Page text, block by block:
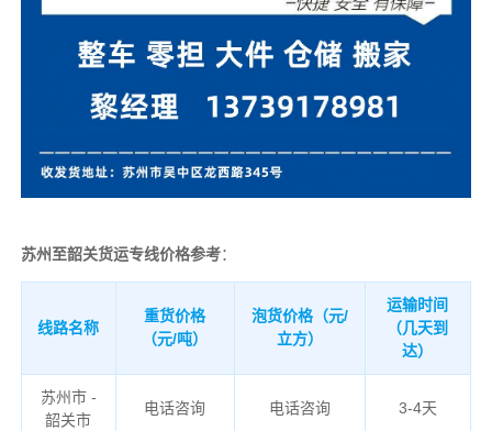
苏州至韶关货运专线价格参考：
线路名称
重货价格
（元/吨）
泡货价格（元/
立方）
运输时间
（几天到
达）
苏州市 -
韶关市
电话咨询 电话咨询 3-4天